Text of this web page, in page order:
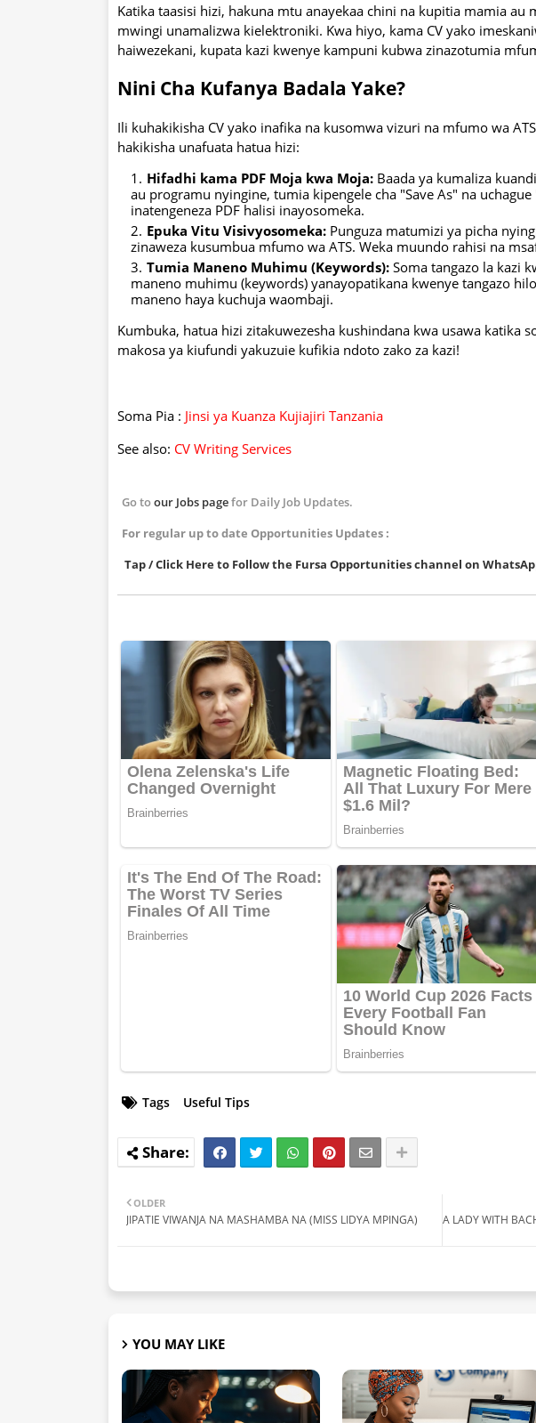
Katika taasisi hizi, hakuna mtu anayekaa chini na kupitia mamia au
mwingi unamalizwa kielektroniki. Kwa hiyo, kama CV yako
haiwezekani, kupata kazi kwenye kampuni kubwa zinazotumia
Nini Cha Kufanya Badala Yake?
Ili kuhakikisha CV yako inafika na kusomwa vizuri na mfumo wa
hakikisha unafuata hatua hizi:
Hifadhi kama PDF Moja kwa Moja: Baada ya kumaliza
au programu nyingine, tumia kipengele cha "Save As" na
inatengeneza PDF halisi inayosomeka.
Epuka Vitu Visivyosomeka: Punguza matumizi ya picha
zinaweza kusumbua mfumo wa ATS. Weka muundo rahisi na
Tumia Maneno Muhimu (Keywords): Soma tangazo la kazi
maneno muhimu (keywords) yanayopatikana kwenye tangazo
maneno haya kuchuja waombaji.
Kumbuka, hatua hizi zitakuwezesha kushindana kwa usawa katika
makosa ya kiufundi yakuzuie kufikia ndoto zako za kazi!
Soma Pia : Jinsi ya Kuanza Kujiajiri Tanzania
See also: CV Writing Services
Go toour Jobs pagefor Daily Job Updates.
For regular up to date Opportunities Updates :
Tap / Click Here to Follow the Fursa Opportunities channel on
Tags Useful Tips
A LADY WITH
OLDER
JIPATIE VIWANJA NA MASHAMBA NA (MISS LIDYA MPINGA)
YOU MAY LIKE